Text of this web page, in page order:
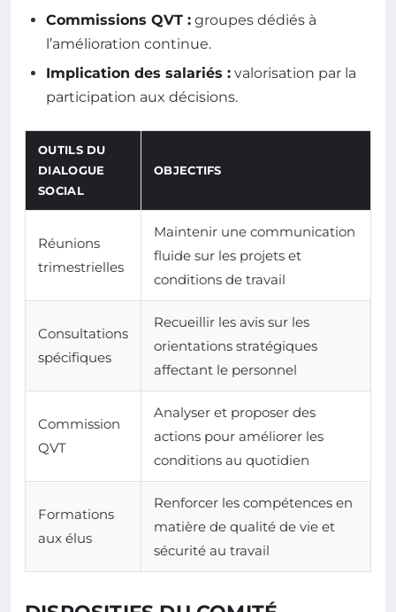
Commissions QVT : groupes dédiés à
l’amélioration continue.
Implication des salariés : valorisation par la
participation aux décisions.
OUTILS DU
DIALOGUE
SOCIAL
OBJECTIFS
Réunions
trimestrielles
Maintenir une communication
fluide sur les projets et
conditions de travail
Consultations
spécifiques
Recueillir les avis sur les
orientations stratégiques
affectant le personnel
Commission
QVT
Analyser et proposer des
actions pour améliorer les
conditions au quotidien
Formations
aux élus
Renforcer les compétences en
matière de qualité de vie et
sécurité au travail